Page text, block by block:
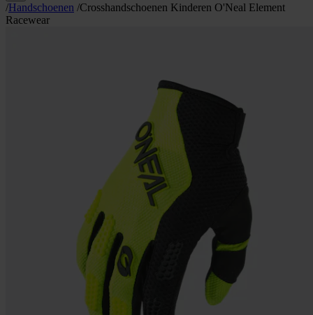
/Handschoenen /Crosshandschoenen Kinderen O'Neal Element
Racewear